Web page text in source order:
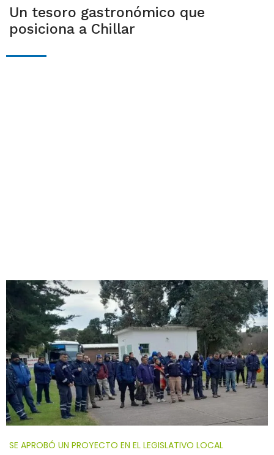
Un tesoro gastronómico que
posiciona a Chillar
SE APROBÓ UN PROYECTO EN EL LEGISLATIVO LOCAL